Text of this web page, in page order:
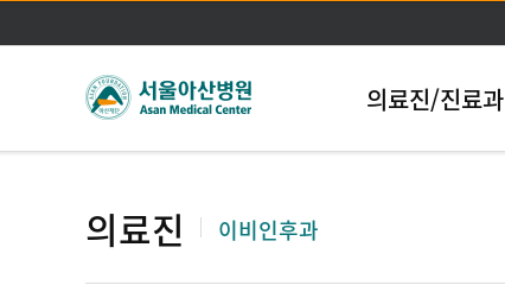
의료진/진료과
의료진 이비인후과